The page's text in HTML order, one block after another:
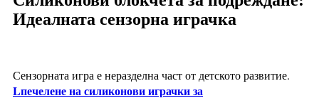
Идеалната сензорна играчка
Сензорната игра е неразделна част от детското развитие.
Lпечелене на силиконови играчки за